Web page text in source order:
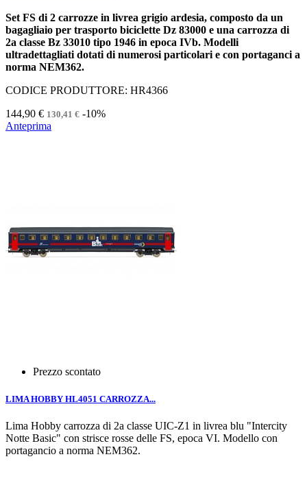
Set FS di 2 carrozze in livrea grigio ardesia, composto da un
bagagliaio per trasporto biciclette Dz 83000 e una carrozza di
2a classe Bz 33010 tipo 1946 in epoca IVb. Modelli
ultradettagliati dotati di numerosi particolari e con portaganci a
norma NEM362.
CODICE PRODUTTORE: HR4366
144,90 € 130,41 € -10%
Anteprima
Prezzo scontato
LIMA HOBBY HL4051 CARROZZA...
Lima Hobby carrozza di 2a classe UIC-Z1 in livrea blu "Intercity
Notte Basic" con strisce rosse delle FS, epoca VI. Modello con
portagancio a norma NEM362.